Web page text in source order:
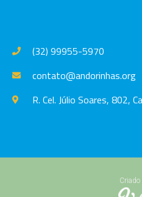
(32) 99955-5970
contato@andorinhas.org
R. Cel. Júlio Soares, 802,
Criado